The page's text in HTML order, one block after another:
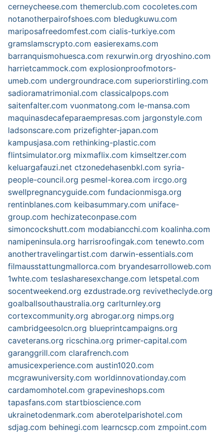
cerneycheese.com themerclub.com cocoletes.com
notanotherpairofshoes.com bledugkuwu.com
mariposafreedomfest.com cialis-turkiye.com
gramslamscrypto.com easierexams.com
barranquismohuesca.com rexurwin.org dryoshino.com
harrietcammock.com explosionproofmotors-
umeb.com undergroundrace.com superiorstirling.com
sadioramatrimonial.com classicalpops.com
saitenfalter.com vuonmatong.com le-mansa.com
maquinasdecafeparaempresas.com jargonstyle.com
ladsonscare.com prizefighter-japan.com
kampusjasa.com rethinking-plastic.com
flintsimulator.org mixmaflix.com kimseltzer.com
keluargafauzi.net ctzonedehasenbkl.com syria-
people-council.org pesmel-korea.com ircgo.org
swellpregnancyguide.com fundacionmisga.org
rentinblanes.com keibasummary.com uniface-
group.com hechizateconpase.com
simoncockshutt.com modabiancchi.com koalinha.com
namipeninsula.org harrisroofingak.com tenewto.com
anothertravelingartist.com darwin-essentials.com
filmausstattungmallorca.com bryandesarrolloweb.com
1whte.com teslasharesexchange.com letspetal.com
socentweekend.org ezdustrade.org revivetheclyde.org
goalballsouthaustralia.org carlturnley.org
cortexcommunity.org abrogar.org nimps.org
cambridgeesolcn.org blueprintcampaigns.org
caveterans.org ricschina.org primer-capital.com
garanggrill.com clarafrench.com
amusicexperience.com austin1020.com
mcgrawuniversity.com worldinnovationday.com
cardamomhotel.com grapevineshops.com
tapasfans.com startbioscience.com
ukrainetodenmark.com aberotelparishotel.com
sdjag.com behinegi.com learncscp.com zmpoint.com